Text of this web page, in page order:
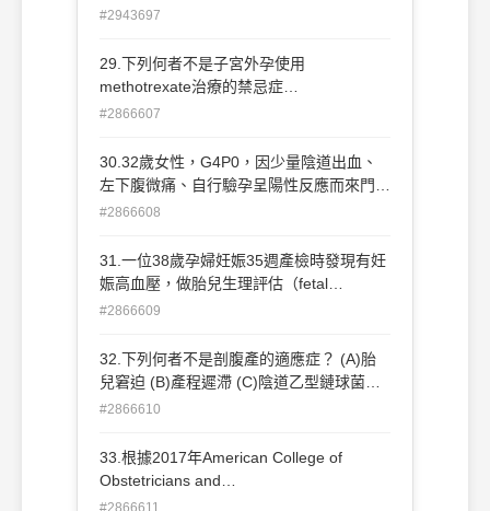
(A)GTD 是一種胎盤內細胞滋養層不正常增
chorionic gonadotropin（hCG）都會異常
上升 (C)gestational trophoblastic
用化療反應率不錯（high remission rate）
#2943697
29.下列何者不是子宮外孕使用
methotrexate治療的禁忌症
（contraindications）？ (A)糖尿病
(C)血小板低下症（thrombocytopenia）
(D)腹內出血（intra-abdominal
#2866607
30.32歲女性，G4P0，因少量陰道出血、
左下腹微痛、自行驗孕呈陽性反應而來門診
就醫，最後一次月經開始日 為5週前，這位
流產病史、最近的一次懷孕為子宮外孕並接
受藥物 methotrexate注射治療，她從去年
下，腹部理學檢查正常、無異常疼痛，骨盆
腔內診檢查亦無 疼痛或腫塊發現，陰道超
音波檢查結果：子宮腔內很乾淨、無妊娠
亦無子宮附屬器腫瘤或積液發現，第一次抽
血檢驗結果：血清β-人類絨毛膜刺激激素
（β-subunit human chorionic
#2866608
31.一位38歲孕婦妊娠35週產檢時發現有妊
娠高血壓，做胎兒生理評估（fetal
biophysical profile）檢查為10分， 臨床上
兒生理評估（fetal biophysical profile）檢
查 (B)繼續觀察，每天做一次胎兒生理評估
剖腹生產，避免胎兒窘迫（fetal distress）
#2866609
32.下列何者不是剖腹產的適應症？ (A)胎
兒窘迫 (B)產程遲滯 (C)陰道乙型鏈球菌篩
檢呈陽性 (D)前置胎盤
#2866610
33.根據2017年American College of
Obstetricians and
Gynecologists（ACOG），產後大出血的
#2866611